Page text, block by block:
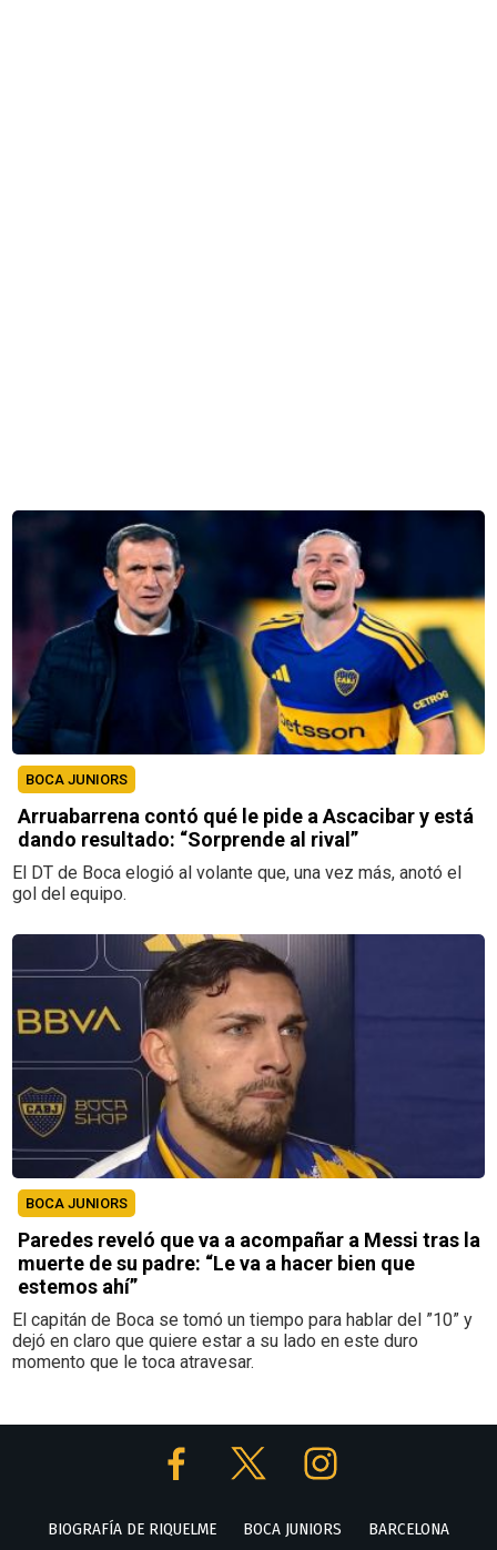
BOCA JUNIORS
Arruabarrena contó qué le pide a Ascacibar y está
dando resultado: “Sorprende al rival”
El DT de Boca elogió al volante que, una vez más, anotó el
gol del equipo.
BOCA JUNIORS
Paredes reveló que va a acompañar a Messi tras la
muerte de su padre: “Le va a hacer bien que
estemos ahí”
El capitán de Boca se tomó un tiempo para hablar del ”10” y
dejó en claro que quiere estar a su lado en este duro
momento que le toca atravesar.
BIOGRAFÍA DE RIQUELME BOCA JUNIORS BARCELONA